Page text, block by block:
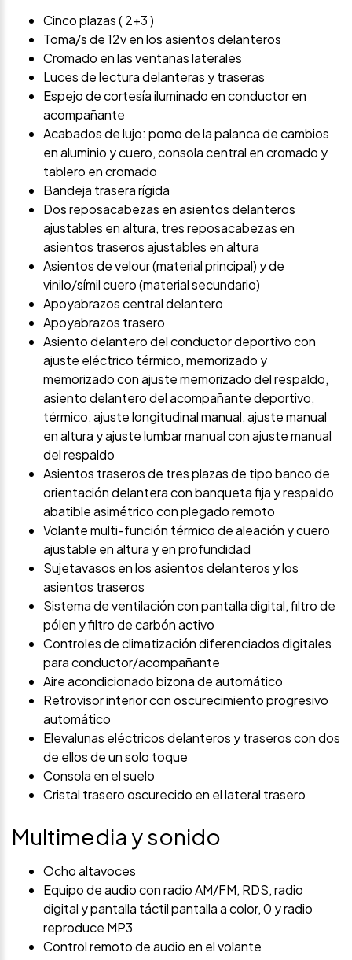
Cinco plazas ( 2+3 )
Toma/s de 12v en los asientos delanteros
Cromado en las ventanas laterales
Luces de lectura delanteras y traseras
Espejo de cortesía iluminado en conductor en
acompañante
Acabados de lujo: pomo de la palanca de cambios
en aluminio y cuero, consola central en cromado y
tablero en cromado
Bandeja trasera rígida
Dos reposacabezas en asientos delanteros
ajustables en altura, tres reposacabezas en
asientos traseros ajustables en altura
Asientos de velour (material principal) y de
vinilo/símil cuero (material secundario)
Apoyabrazos central delantero
Apoyabrazos trasero
Asiento delantero del conductor deportivo con
ajuste eléctrico térmico, memorizado y
memorizado con ajuste memorizado del respaldo,
asiento delantero del acompañante deportivo,
térmico, ajuste longitudinal manual, ajuste manual
en altura y ajuste lumbar manual con ajuste manual
del respaldo
Asientos traseros de tres plazas de tipo banco de
orientación delantera con banqueta fija y respaldo
abatible asimétrico con plegado remoto
Volante multi-función térmico de aleación y cuero
ajustable en altura y en profundidad
Sujetavasos en los asientos delanteros y los
asientos traseros
Sistema de ventilación con pantalla digital, filtro de
pólen y filtro de carbón activo
Controles de climatización diferenciados digitales
para conductor/acompañante
Aire acondicionado bizona de automático
Retrovisor interior con oscurecimiento progresivo
automático
Elevalunas eléctricos delanteros y traseros con dos
de ellos de un solo toque
Consola en el suelo
Cristal trasero oscurecido en el lateral trasero
Multimedia y sonido
Ocho altavoces
Equipo de audio con radio AM/FM, RDS, radio
digital y pantalla táctil pantalla a color, 0 y radio
reproduce MP3
Control remoto de audio en el volante